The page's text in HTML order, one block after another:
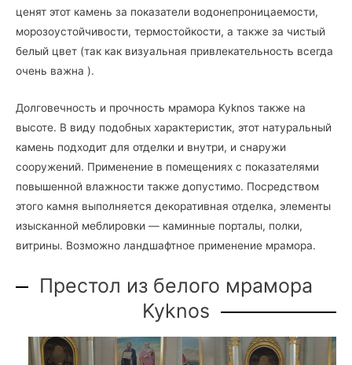
ценят этот камень за показатели водонепроницаемости,
морозоустойчивости, термостойкости, а также за чистый
белый цвет (так как визуальная привлекательность всегда
очень важна ).
Долговечность и прочность мрамора Kyknos также на
высоте. В виду подобных характеристик, этот натуральный
камень подходит для отделки и внутри, и снаружи
сооружений. Применение в помещениях с показателями
повышенной влажности также допустимо. Посредством
этого камня выполняется декоративная отделка, элементы
изысканной меблировки — каминные порталы, полки,
витрины. Возможно ландшафтное применение мрамора.
Престол из белого мрамора
Kyknos